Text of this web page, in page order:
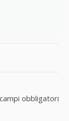
obbligatori